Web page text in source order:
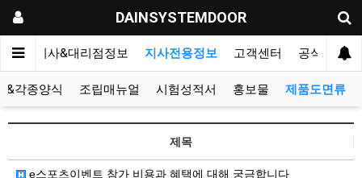
DAINSYSTEMDOOR
오 지사&대리점정보 지사전용정보 고객센터 공식블로그
&각종양식 조립매뉴얼 시험성적서 홍보물 제품도면류
제목
e스포츠이벤트 참가 비용과 혜택에 대해 궁금합니다